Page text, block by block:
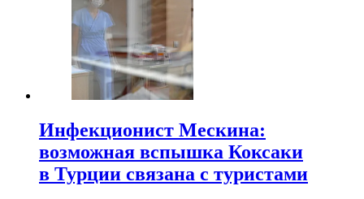
Инфекционист Мескина:
возможная вспышка Коксаки
в Турции связана с туристами